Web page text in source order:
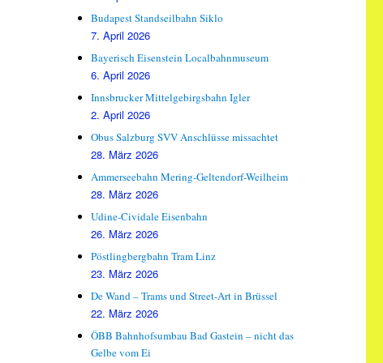
Budapest Standseilbahn Siklo
7. April 2026
Bayerisch Eisenstein Localbahnmuseum
6. April 2026
Innsbrucker Mittelgebirgsbahn Igler
2. April 2026
Obus Salzburg SVV Anschlüsse missachtet
28. März 2026
Ammerseebahn Mering-Geltendorf-Weilheim
28. März 2026
Udine-Cividale Eisenbahn
26. März 2026
Pöstlingbergbahn Tram Linz
23. März 2026
De Wand – Trams und Street-Art in Brüssel
22. März 2026
ÖBB Bahnhofsumbau Bad Gastein – nicht das
Gelbe vom Ei